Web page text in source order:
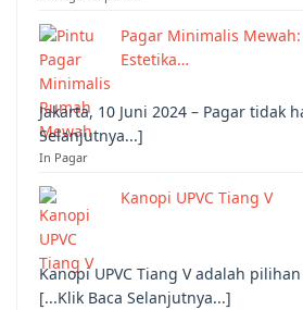
Pagar Minimalis
Estetika…
Jakarta, 10 Juni 2024 – Pagar tidak
Selanjutnya...]
In Pagar
Kanopi UPVC Tiang V
Kanopi UPVC Tiang V adalah
[...Klik Baca Selanjutnya...]